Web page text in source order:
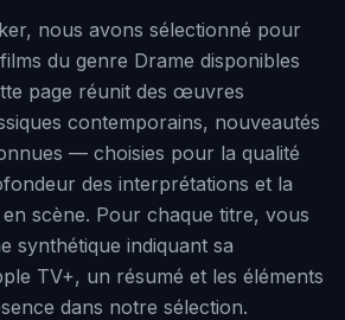
nous avons sélectionné pour
du genre Drame disponibles
page réunit des œuvres
contemporains, nouveautés
— choisies pour la qualité
des interprétations et la
scène. Pour chaque titre, vous
synthétique indiquant sa
TV+, un résumé et les éléments
dans notre sélection.